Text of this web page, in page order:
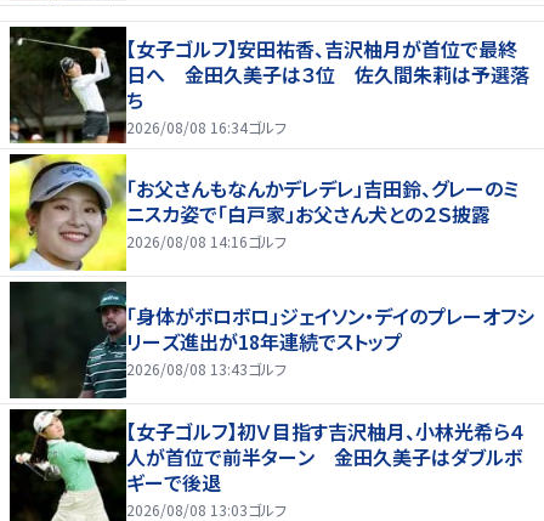
【女子ゴルフ】安田祐香、吉沢柚月が首位で最終
日へ 金田久美子は３位 佐久間朱莉は予選落
ち
2026/08/08 16:34ゴルフ
「お父さんもなんかデレデレ」吉田鈴、グレーのミ
ニスカ姿で「白戸家」お父さん犬との２Ｓ披露
2026/08/08 14:16ゴルフ
「身体がボロボロ」ジェイソン・デイのプレーオフシ
リーズ進出が18年連続でストップ
2026/08/08 13:43ゴルフ
【女子ゴルフ】初Ｖ目指す吉沢柚月、小林光希ら４
人が首位で前半ターン 金田久美子はダブルボ
ギーで後退
2026/08/08 13:03ゴルフ